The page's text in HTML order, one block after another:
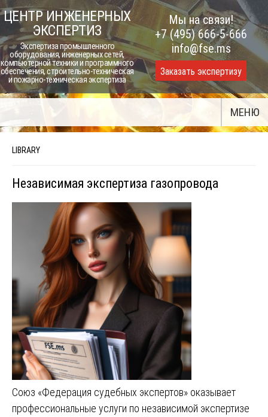
Skip
to
content
ЦЕНТР ИНЖЕНЕРНЫХ
ЭКСПЕРТИЗ
Экспертиза промышленного
оборудования, инженерных сетей,
компьютерной техники и программного
обеспечения, строительно-техническая
и пожарно-техническая экспертиза
Мы на связи!
+7 (495) 666-5-666
info@fse.ms
Заказать экспертизу
МЕНЮ
LIBRARY
Независимая экспертиза газопровода
Союз «Федерация судебных экспертов» оказывает
профессиональные услуги по независимой экспертизе